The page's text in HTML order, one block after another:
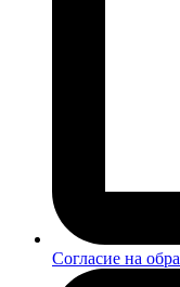
Согласие на